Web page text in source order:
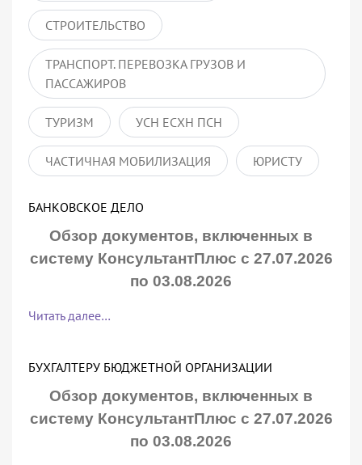
СТРОИТЕЛЬСТВО
ТРАНСПОРТ. ПЕРЕВОЗКА ГРУЗОВ И
ПАССАЖИРОВ
ТУРИЗМ УСН ЕСХН ПСН
ЧАСТИЧНАЯ МОБИЛИЗАЦИЯ ЮРИСТУ
БАНКОВСКОЕ ДЕЛО
Обзор документов, включенных в
систему КонсультантПлюс с 27.07.2026
по 03.08.2026
Читать далее…
БУХГАЛТЕРУ БЮДЖЕТНОЙ ОРГАНИЗАЦИИ
Обзор документов, включенных в
систему КонсультантПлюс с 27.07.2026
по 03.08.2026